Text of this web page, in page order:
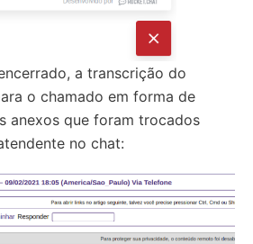
a transcrição do
o chamado em forma de
anexos que foram trocados
no chat: